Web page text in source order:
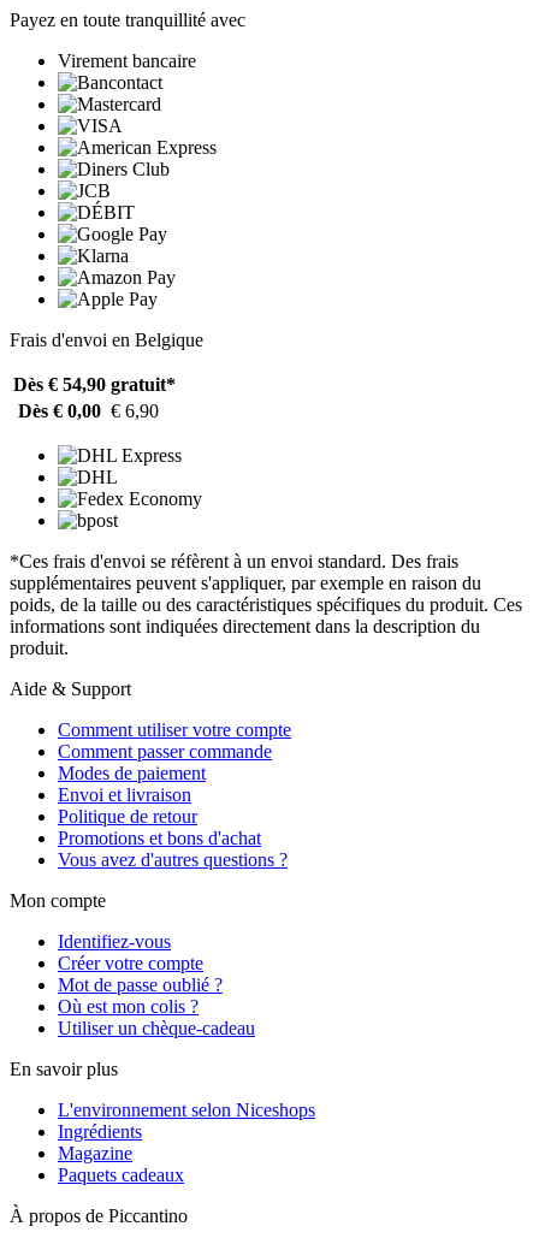
Payez en toute tranquillité avec
Virement bancaire
Frais d'envoi en Belgique
Dès € 54,90 gratuit*
Dès € 0,00 € 6,90
*Ces frais d'envoi se réfèrent à un envoi standard. Des frais
supplémentaires peuvent s'appliquer, par exemple en raison du
poids, de la taille ou des caractéristiques spécifiques du produit. Ces
informations sont indiquées directement dans la description du
produit.
Aide & Support
Comment utiliser votre compte
Comment passer commande
Modes de paiement
Envoi et livraison
Politique de retour
Promotions et bons d'achat
Vous avez d'autres questions ?
Mon compte
Identifiez-vous
Créer votre compte
Mot de passe oublié ?
Où est mon colis ?
Utiliser un chèque-cadeau
En savoir plus
L'environnement selon Niceshops
Ingrédients
Magazine
Paquets cadeaux
À propos de Piccantino